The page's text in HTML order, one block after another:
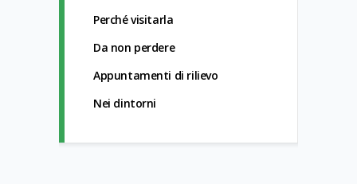
Perché visitarla
Da non perdere
Appuntamenti di rilievo
Nei dintorni